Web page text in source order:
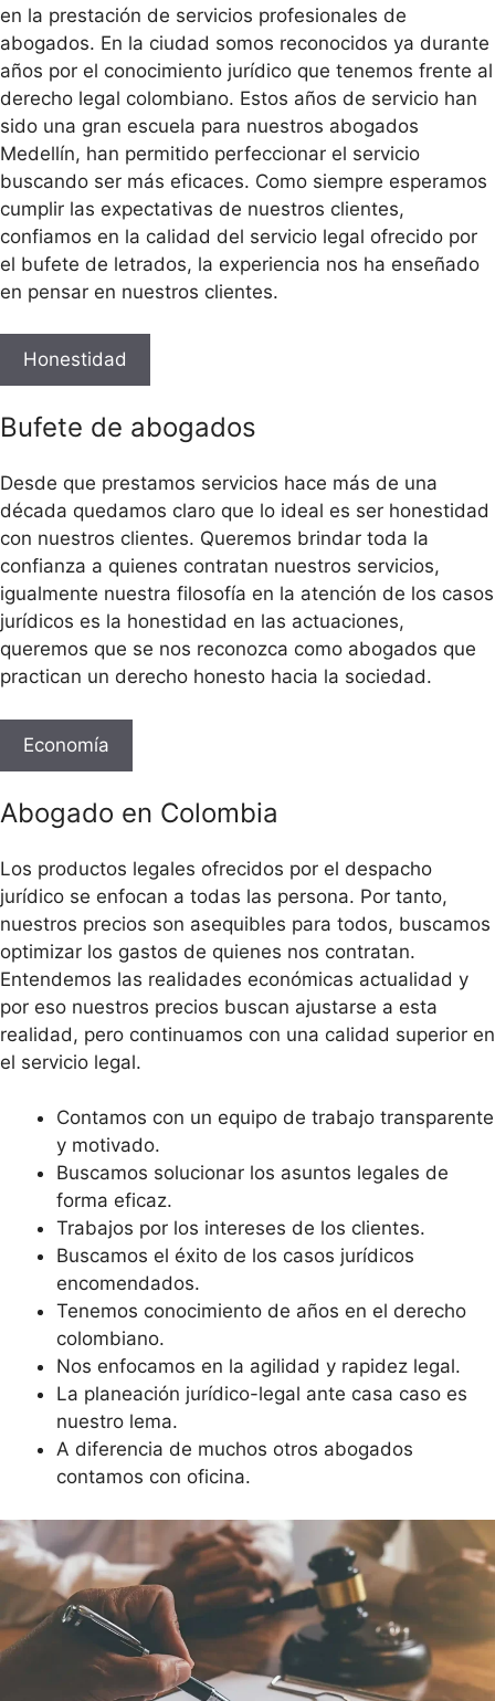
en la prestación de servicios profesionales de
abogados. En la ciudad somos reconocidos ya durante
años por el conocimiento jurídico que tenemos frente al
derecho legal colombiano. Estos años de servicio han
sido una gran escuela para nuestros abogados
Medellín, han permitido perfeccionar el servicio
buscando ser más eficaces. Como siempre esperamos
cumplir las expectativas de nuestros clientes,
confiamos en la calidad del servicio legal ofrecido por
el bufete de letrados, la experiencia nos ha enseñado
en pensar en nuestros clientes.
Honestidad
Bufete de abogados
Desde que prestamos servicios hace más de una
década quedamos claro que lo ideal es ser honestidad
con nuestros clientes. Queremos brindar toda la
confianza a quienes contratan nuestros servicios,
igualmente nuestra filosofía en la atención de los casos
jurídicos es la honestidad en las actuaciones,
queremos que se nos reconozca como abogados que
practican un derecho honesto hacia la sociedad.
Economía
Abogado en Colombia
Los productos legales ofrecidos por el despacho
jurídico se enfocan a todas las persona. Por tanto,
nuestros precios son asequibles para todos, buscamos
optimizar los gastos de quienes nos contratan.
Entendemos las realidades económicas actualidad y
por eso nuestros precios buscan ajustarse a esta
realidad, pero continuamos con una calidad superior en
el servicio legal.
Contamos con un equipo de trabajo transparente
y motivado.
Buscamos solucionar los asuntos legales de
forma eficaz.
Trabajos por los intereses de los clientes.
Buscamos el éxito de los casos jurídicos
encomendados.
Tenemos conocimiento de años en el derecho
colombiano.
Nos enfocamos en la agilidad y rapidez legal.
La planeación jurídico-legal ante casa caso es
nuestro lema.
A diferencia de muchos otros abogados
contamos con oficina.